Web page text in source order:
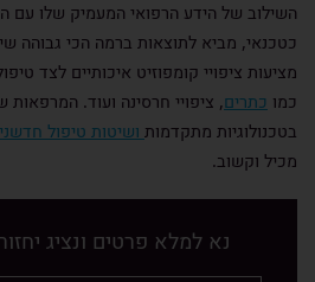
השילוב של הידע הרפואי המעמיק שלו עם
כטכנאי, מביא לתוצאות ברמה הכי גבוהה
מציעות ציפויי קומפוזיט איכותיים לצד
כמו כתרים, ציפויי חרסינה ועוד.
בטכנולוגיות מתקדמות ושיטות טיפול
מכיל וקשוב.
נא למלא פרטים ונציג